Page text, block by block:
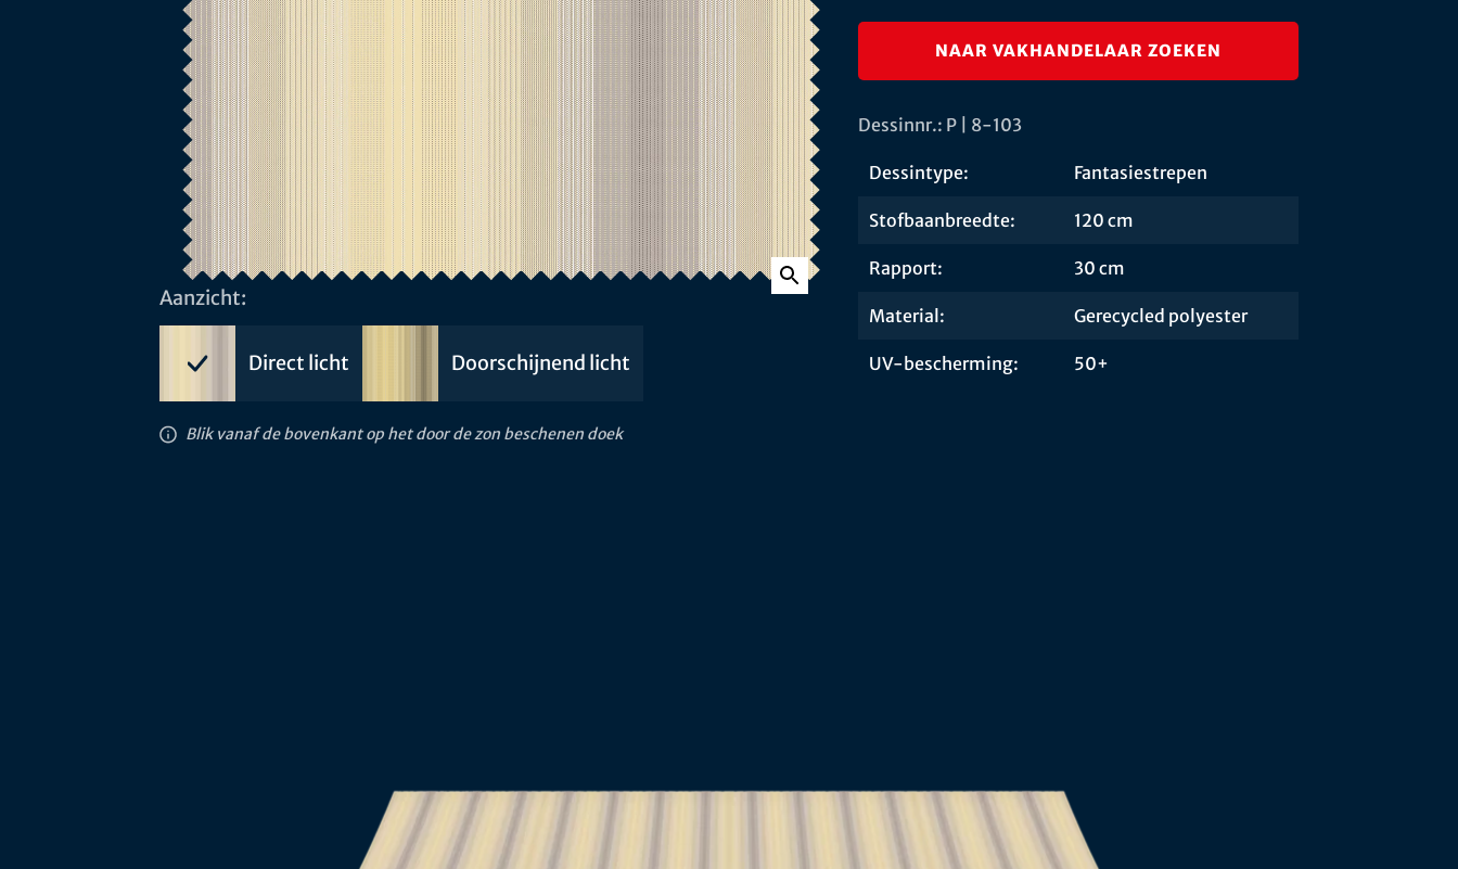
Aanzicht:
Direct licht Doorschijnend licht
Blik vanaf de bovenkant op het door de zon beschenen doek
NAAR VAKHANDELAAR ZOEKEN
Dessinnr.: P | 8-103
Dessintype: Fantasiestrepen
Stofbaanbreedte: 120 cm
Rapport: 30 cm
Material: Gerecycled polyester
UV-bescherming: 50+